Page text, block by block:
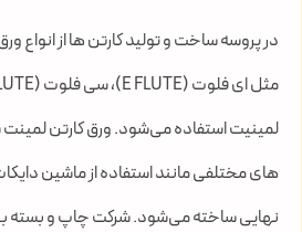
در پروسه ساخت و تولید کارتن ها از انواع
لمینیت استفاده می‌شود. ورق کارتن لمینت
های مختلفی مانند استفاده از ماشین
نهایی ساخته می‌شود. شرکت چاپ و بسته